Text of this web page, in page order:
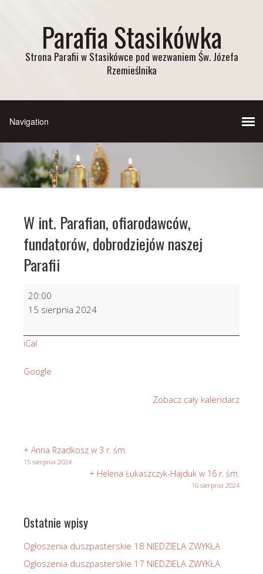
Parafia Stasikówka
Strona Parafii w Stasikówce pod wezwaniem Św. Józefa
Rzemieślnika
W int. Parafian, ofiarodawców,
fundatorów, dobrodziejów naszej
Parafii
W
int.
Parafian,
fundatorów,
naszej
20:00
15 sierpnia 2024
iCal
Google
Zobacz cały kalendarz
+ Anna Rzadkosz w 3 r. śm.
15 sierpnia 2024
+ Helena Łukaszczyk-Hajduk w 16 r. śm.
16 sierpnia 2024
Ostatnie wpisy
Ogłoszenia duszpasterskie 18 NIEDZIELA ZWYKŁA
Ogłoszenia duszpasterskie 17 NIEDZIELA ZWYKŁA